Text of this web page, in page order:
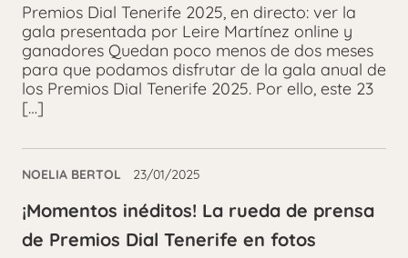
Premios Dial Tenerife 2025, en directo: ver la
gala presentada por Leire Martínez online y
ganadores Quedan poco menos de dos meses
para que podamos disfrutar de la gala anual de
los Premios Dial Tenerife 2025. Por ello, este 23
[…]
NOELIA BERTOL 23/01/2025
¡Momentos inéditos! La rueda de prensa
de Premios Dial Tenerife en fotos